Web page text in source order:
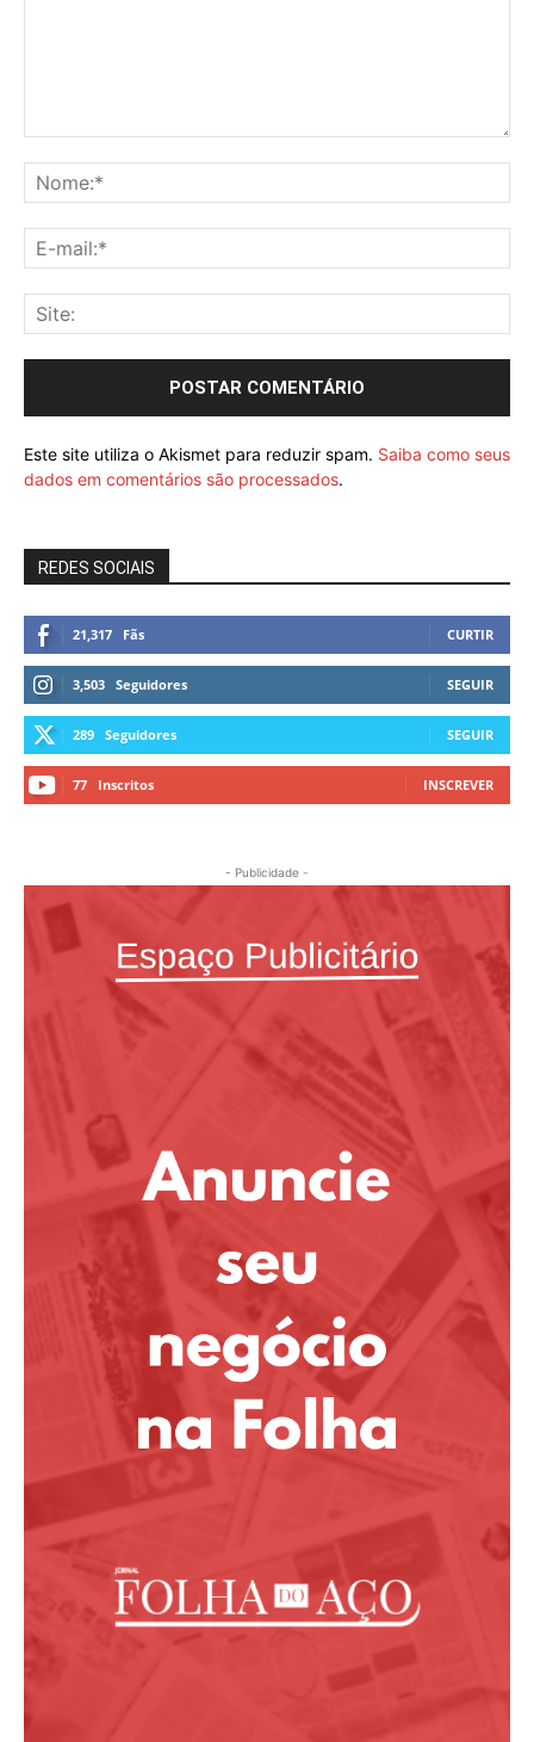
Este site utiliza o Akismet para reduzir spam. Saiba como seus
dados em comentários são processados.
REDES SOCIAIS
21,317 Fãs CURTIR
3,503 Seguidores SEGUIR
289 Seguidores SEGUIR
77 Inscritos INSCREVER
- Publicidade -